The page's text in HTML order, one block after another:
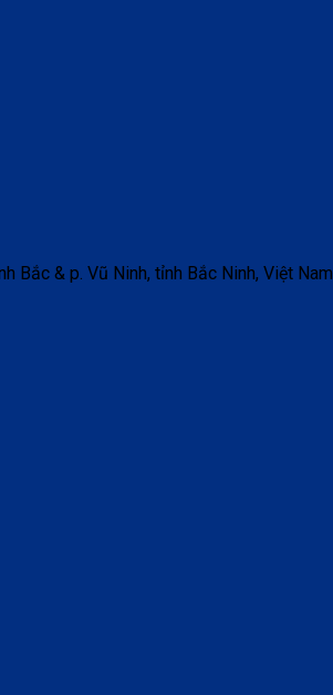
Bắc & p. Vũ Ninh, tỉnh Bắc Ninh, Việt Nam